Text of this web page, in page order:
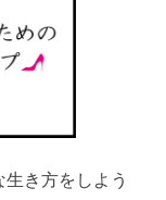
生き方をしよう